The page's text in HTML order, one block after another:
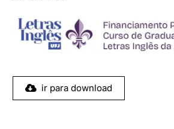
ir para download